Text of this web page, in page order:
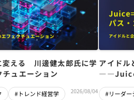
変える 川邊健太郎氏に学
ュエーション
#トレンド経営学 2026/08/04
アイドル
#リーダー